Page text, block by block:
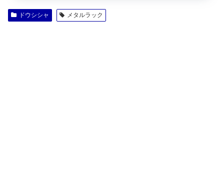
ドウシシャ メタルラック